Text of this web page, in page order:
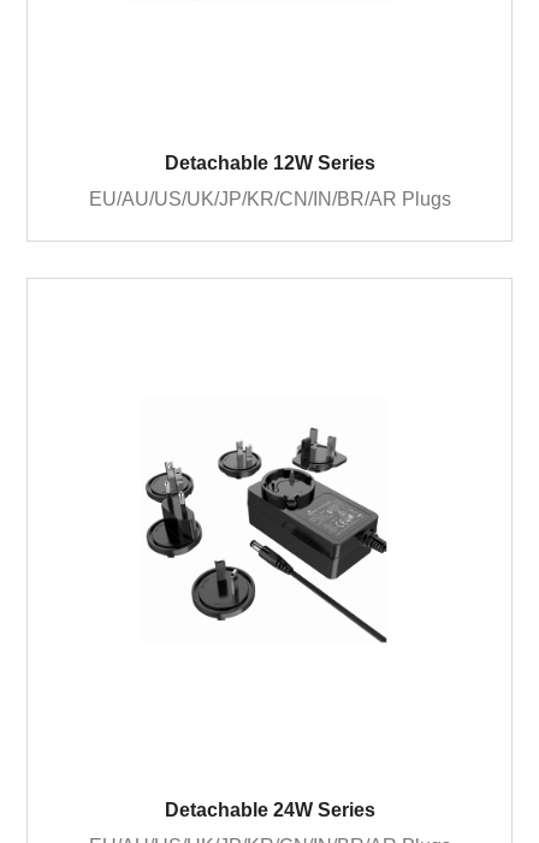
Detachable 12W Series
EU/AU/US/UK/JP/KR/CN/IN/BR/AR Plugs
Detachable 24W Series